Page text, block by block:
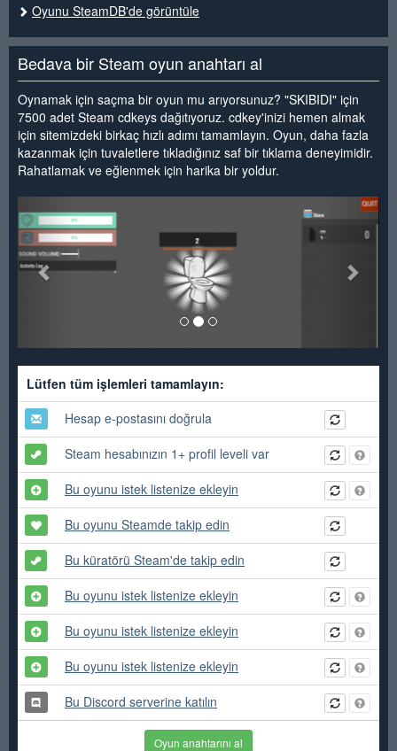
Oyunu SteamDB'de görüntüle
Bedava bir Steam oyun anahtarı al
Oynamak için saçma bir oyun mu arıyorsunuz? "SKIBIDI" için
7500 adet Steam cdkeys dağıtıyoruz. cdkey'inizi hemen almak
için sitemizdeki birkaç hızlı adımı tamamlayın. Oyun, daha fazla
kazanmak için tuvaletlere tıkladığınız saf bir tıklama deneyimidir.
Rahatlamak ve eğlenmek için harika bir yoldur.
< >
Lütfen tüm işlemleri tamamlayın:
Hesap e-postasını doğrula
Steam hesabınızın 1+ profil leveli var
Bu oyunu istek listenize ekleyin
Bu oyunu Steamde takip edin
Bu küratörü Steam'de takip edin
Bu oyunu istek listenize ekleyin
Bu oyunu istek listenize ekleyin
Bu oyunu istek listenize ekleyin
Bu Discord serverine katılın
Oyun anahtarını al